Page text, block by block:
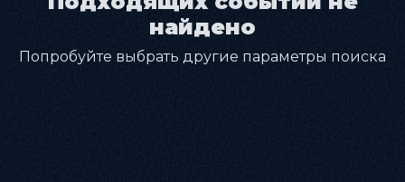
найдено
Попробуйте выбрать другие параметры поиска